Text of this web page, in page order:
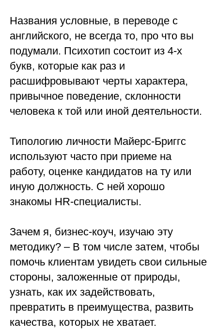
Названия условные, в переводе с
английского, не всегда то, про что вы
подумали. Психотип состоит из 4-х
букв, которые как раз и
расшифровывают черты характера,
привычное поведение, склонности
человека к той или иной деятельности.
Типологию личности Майерс-Бриггс
используют часто при приеме на
работу, оценке кандидатов на ту или
иную должность. С ней хорошо
знакомы HR-специалисты.
Зачем я, бизнес-коуч, изучаю эту
методику? – В том числе затем, чтобы
помочь клиентам увидеть свои сильные
стороны, заложенные от природы,
узнать, как их задействовать,
превратить в преимущества, развить
качества, которых не хватает.